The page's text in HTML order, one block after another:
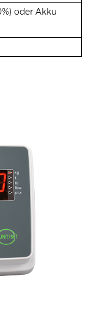
oder Akku